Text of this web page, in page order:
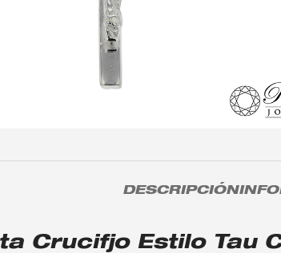
DESCRIPCIÓN
Crucifjo Estilo Tau